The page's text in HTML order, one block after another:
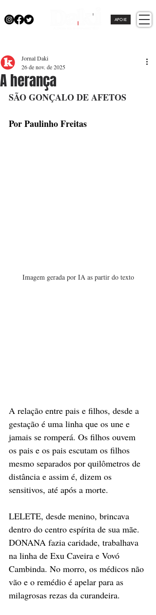
APOIE
A herança
Jornal Daki
26 de nov. de 2025
SÃO GONÇALO DE AFETOS
Por Paulinho Freitas
Imagem gerada por IA as partir do texto
A relação entre pais e filhos, desde a
gestação é uma linha que os une e
jamais se romperá. Os filhos ouvem
os pais e os pais escutam os filhos
mesmo separados por quilômetros de
distância e assim é, dizem os
sensitivos, até após a morte.
LELETE, desde menino, brincava
dentro do centro espírita de sua mãe.
DONANA fazia caridade, trabalhava
na linha de Exu Caveira e Vovó
Cambinda. No morro, os médicos não
vão e o remédio é apelar para as
milagrosas rezas da curandeira.